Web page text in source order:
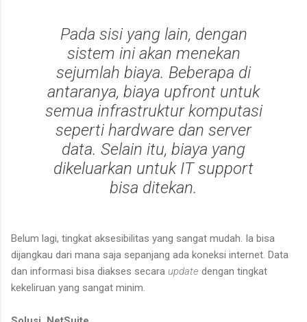
Pada sisi yang lain, dengan
sistem ini akan menekan
sejumlah biaya. Beberapa di
antaranya, biaya upfront untuk
semua infrastruktur komputasi
seperti hardware dan server
data. Selain itu, biaya yang
dikeluarkan untuk ITsupport
bisa ditekan.
Belum lagi, tingkat aksesibilitas yang sangat mudah. Ia bisa
dijangkau dari mana saja sepanjang ada koneksi internet. Data
dan informasi bisa diakses secara update dengan tingkat
kekeliruan yang sangat minim.